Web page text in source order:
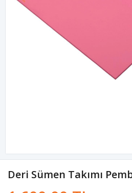
Deri Sümen Takımı